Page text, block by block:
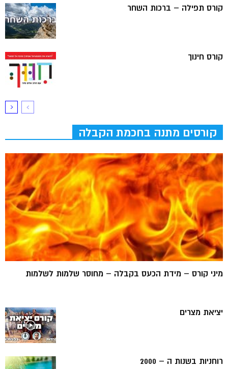
קורס תפילה – ברכות השחר
קורס חינוך
קורסים מתנה בחכמת הקבלה
מיני קורס – מידת הכעס בקבלה – מחוסר שלמות לשלמות
יציאת מצרים
רוחניות בשנות ה – 2000